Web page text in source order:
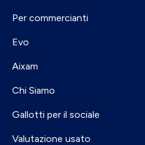
Per commercianti
Evo
Aixam
Chi Siamo
Gallotti per il sociale
Valutazione usato